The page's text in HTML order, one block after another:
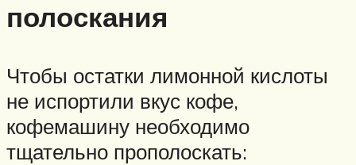
полоскания
Чтобы остатки лимонной кислоты
не испортили вкус кофе,
кофемашину необходимо
тщательно прополоскать: